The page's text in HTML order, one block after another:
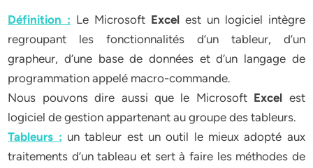
Définition : Le Microsoft Excel est un logiciel intègre
regroupant les fonctionnalités d’un tableur, d’un
grapheur, d’une base de données et d’un langage de
programmation appelé macro-commande.
Nous pouvons dire aussi que le Microsoft Excel est
logiciel de gestion appartenant au groupe des tableurs.
Tableurs : un tableur est un outil le mieux adopté aux
traitements d’un tableau et sert à faire les méthodes de